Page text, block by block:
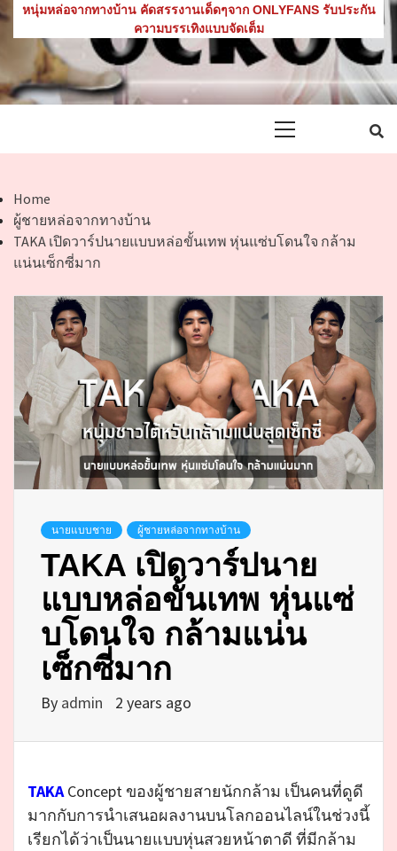
หนุ่มหล่อจากทางบ้าน คัดสรรงานเด็ดๆจาก ONLYFANS รับประกัน
ความบรรเทิงแบบจัดเต็ม
Home
ผู้ชายหล่อจากทางบ้าน
TAKA เปิดวาร์ปนายแบบหล่อขั้นเทพ หุ่นแซ่บโดนใจ กล้าม
แน่นเซ็กซี่มาก
นายแบบชาย ผู้ชายหล่อจากทางบ้าน
TAKA เปิดวาร์ปนาย
แบบหล่อขั้นเทพ หุ่นแซ่
บโดนใจ กล้ามแน่น
เซ็กซี่มาก
By admin 2 years ago
TAKAConcept ของผู้ชายสายนักกล้าม เป็นคนที่ดูดี
มากกับการนำเสนอผลงานบนโลกออนไลน์ในช่วงนี้
เรียกได้ว่าเป็นนายแบบหุ่นสวยหน้าตาดี ที่มีกล้าม